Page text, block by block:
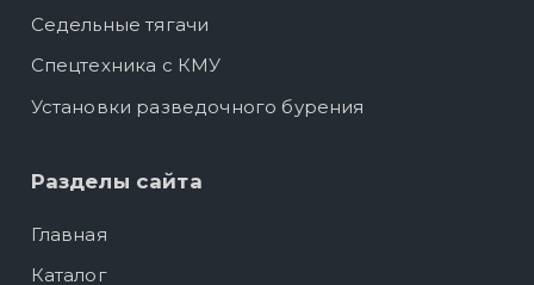
Седельные тягачи
Спецтехника с КМУ
Установки разведочного бурения
Разделы сайта
Главная
Каталог